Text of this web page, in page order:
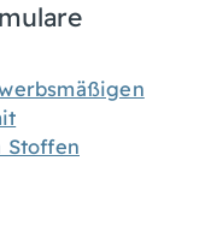
Stoffen